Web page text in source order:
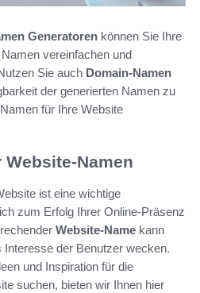
Generatoren können Sie Ihre
vereinfachen und
Sie auch Domain-Namen
der generierten Namen zu
für Ihre Website
Namen
ist eine wichtige
zum Erfolg Ihrer Online-Präsenz
Website-Name kann
der Benutzer wecken.
und Inspiration für die
suchen, bieten wir Ihnen hier